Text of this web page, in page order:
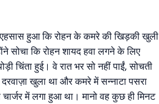
एहसास हुआ कि रोहन के कमरे की खिड़की खुली
सोचा कि रोहन शायद हवा लगने के लिए
चिंता हुई। वे रात भर सो नहीं पाईं, सोचती
खुला था और कमरे में सन्नाटा पसरा
में लगा हुआ था। मानो वह कुछ ही मिनट